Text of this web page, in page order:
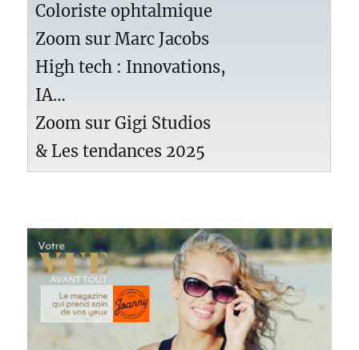
Coloriste ophtalmique
Zoom sur Marc Jacobs
High tech : Innovations,
IA…
Zoom sur Gigi Studios
& Les tendances 2025